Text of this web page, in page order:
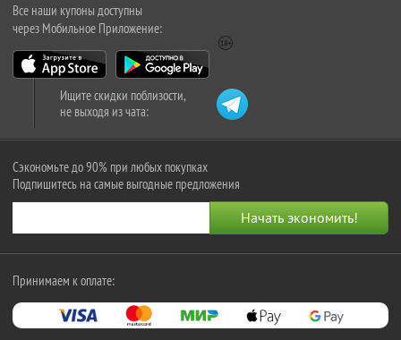
Все наши купоны доступны
через Мобильное Приложение:
Ищите скидки поблизости,
не выходя из чата:
Сэкономьте до 90% при любых покупках
Подпишитесь на самые выгодные предложения
Принимаем к оплате: